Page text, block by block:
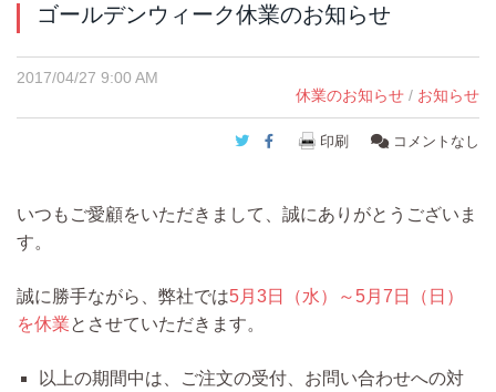
ゴールデンウィーク休業のお知らせ
2017/04/27 9:00 AM
休業のお知らせ / お知らせ
Twitter
Facebook
印刷 コメントなし
いつもご愛顧をいただきまして、誠にありがとうございま
す。
誠に勝手ながら、弊社では5月3日（水）～5月7日（日）
を休業とさせていただきます。
以上の期間中は、ご注文の受付、お問い合わせへの対